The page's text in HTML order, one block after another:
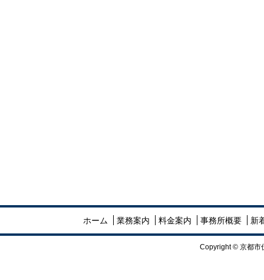
ホーム 業務案内 料金案内 事務所概要 新
Copyright © 京都市